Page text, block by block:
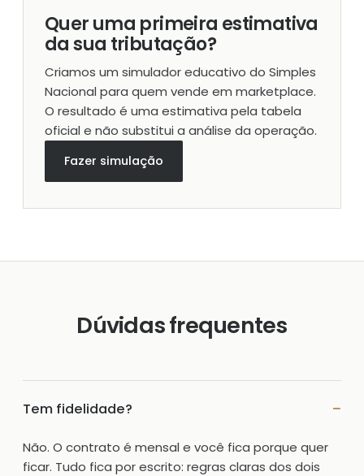
Quer uma primeira estimativa
da sua tributação?
Criamos um simulador educativo do Simples
Nacional para quem vende em marketplace.
O resultado é uma estimativa pela tabela
oficial e não substitui a análise da operação.
Fazer simulação
Dúvidas frequentes
Tem fidelidade?
Não. O contrato é mensal e você fica porque quer
ficar. Tudo fica por escrito: regras claras dos dois